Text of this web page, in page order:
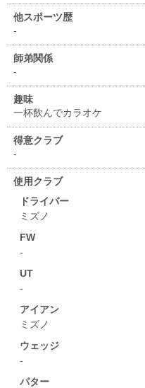
他スポーツ歴
-
師弟関係
-
趣味
一杯飲んでカラオケ
得意クラブ
-
使用クラブ
ドライバー
ミズノ
FW
-
UT
-
アイアン
ミズノ
ウェッジ
-
パター